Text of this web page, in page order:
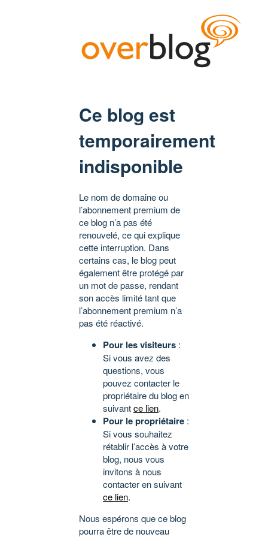
Ce blog est
temporairement
indisponible
Le nom de domaine ou
l’abonnement premium de
ce blog n’a pas été
renouvelé, ce qui explique
cette interruption. Dans
certains cas, le blog peut
également être protégé par
un mot de passe, rendant
son accès limité tant que
l’abonnement premium n’a
pas été réactivé.
Pour les visiteurs :
Si vous avez des
questions, vous
pouvez contacter le
propriétaire du blog en
suivantce lien.
Pour le propriétaire :
Si vous souhaitez
rétablir l’accès à votre
blog, nous vous
invitons à nous
contacter en suivant
ce lien.
Nous espérons que ce blog
pourra être de nouveau